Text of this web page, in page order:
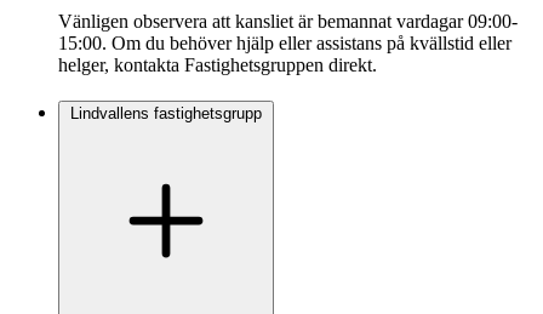
Vänligen observera att kansliet är bemannat vardagar 09:00-
15:00. Om du behöver hjälp eller assistans på kvällstid eller
helger, kontakta Fastighetsgruppen direkt.
Lindvallens fastighetsgrupp